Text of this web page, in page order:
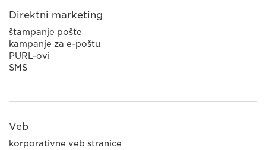
Direktni marketing
štampanje pošte
kampanje za e-poštu
PURL-ovi
SMS
Veb
korporativne veb stranice